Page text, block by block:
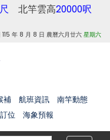
北竿雲高20000呎
115 年 8 月 8 日 農曆六月廿六星期六
補 航班資訊
南竿動態
位 海象預報